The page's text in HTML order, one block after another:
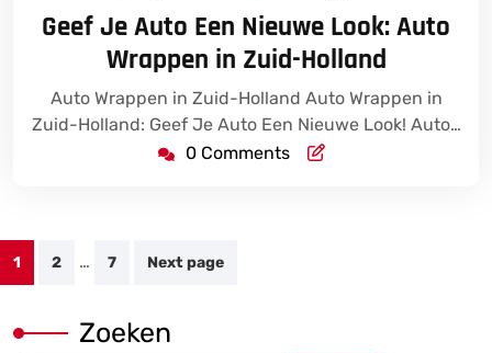
juni
2026
Geef Je Auto Een Nieuwe Look: Auto
Wrappen in Zuid-Holland
Auto Wrappen in Zuid-Holland Auto Wrappen in
Zuid-Holland: Geef Je Auto Een Nieuwe Look! Auto…
0 Comments
Berichten
paginering
1 2 … 7 Next page
Zoeken